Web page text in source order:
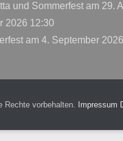
und Sommerfest am 29.
2026 12:30
am 4. September
Rechte vorbehalten. Impressum